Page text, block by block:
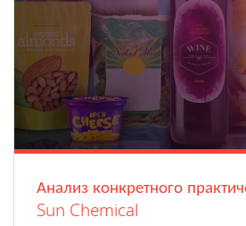
Анализ конкретного
Sun Chemical